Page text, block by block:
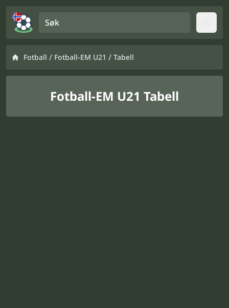
Fotball / Fotball-EM U21 / Tabell
Fotball-EM U21 Tabell